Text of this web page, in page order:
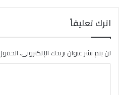
اترك تعليقاً
لن يتم نشر عنوان بريدك الإلكتروني.